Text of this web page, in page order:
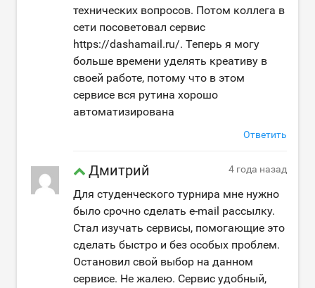
технических вопросов. Потом коллега в
сети посоветовал сервис
https://dashamail.ru/. Теперь я могу
больше времени уделять креативу в
своей работе, потому что в этом
сервисе вся рутина хорошо
автоматизирована
Ответить
Дмитрий 4 года назад
Для студенческого турнира мне нужно
было срочно сделать e-mail рассылку.
Стал изучать сервисы, помогающие это
сделать быстро и без особых проблем.
Остановил свой выбор на данном
сервисе. Не жалею. Сервис удобный,